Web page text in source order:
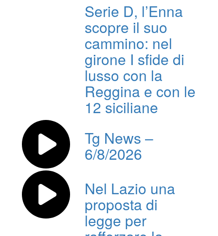
Serie D, l’Enna
scopre il suo
cammino: nel
girone I sfide di
lusso con la
Reggina e con le
12 siciliane
Tg News –
6/8/2026
Nel Lazio una
proposta di
legge per